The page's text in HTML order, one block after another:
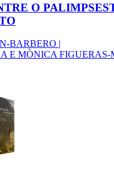
O
BARBERO |
E MÒNICA FIGUERAS-